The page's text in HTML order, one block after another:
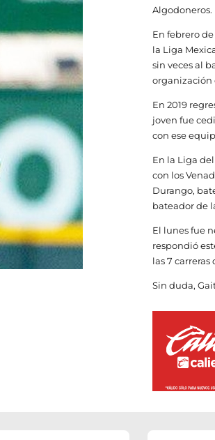
Algodoneros.
En febrero
la Liga
sin veces al
organización
En 2019
joven fue
con ese
En la Liga
con los
Durango,
bateador de
El lunes fue
respondió
las 7
Sin duda,